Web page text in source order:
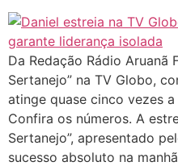
Da Redação Rádio Aruanã
Sertanejo” na TV Globo,
atinge quase cinco vezes a
Confira os números. A
Sertanejo”, apresentado
sucesso absoluto na